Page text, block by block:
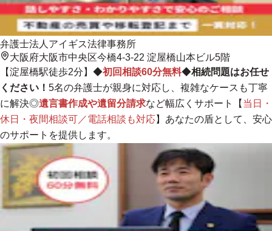
弁護士法人アイギス法律事務所
大阪府大阪市中央区今橋4-3-22 淀屋橋山本ビル5階
【淀屋橋駅徒歩2分】◆初回相談60分無料◆相続問題はお任せ
ください！ 5名の弁護士が親身に対応し、複雑なケースも丁寧
に解決◎遺言書作成や遺留分請求など幅広くサポート【 当日・
休日・夜間相談可／電話相談も対応】あなたの盾として、安心
のサポートを提供します。